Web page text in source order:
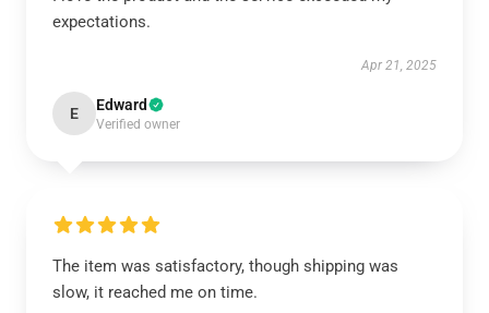
expectations.
Apr 21, 2025
E Edward
Verified owner
The item was satisfactory, though shipping was
slow, it reached me on time.